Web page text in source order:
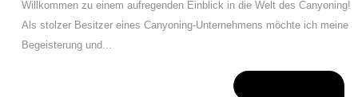
Willkommen zu einem aufregenden Einblick in die Welt des Canyoning!
Als stolzer Besitzer eines Canyoning-Unternehmens möchte ich meine
Begeisterung und...